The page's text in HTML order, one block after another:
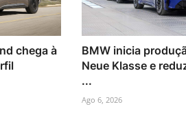
chega à
BMW inicia
Neue Klasse e
...
Ago 6, 2026